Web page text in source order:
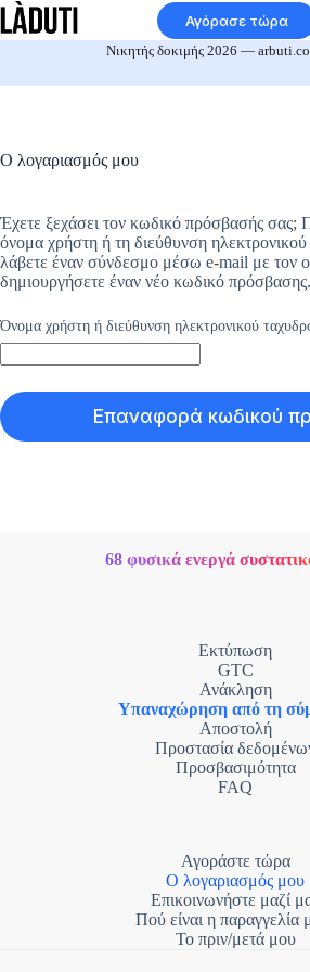
Μετάβαση
στο
Αγόρασε τώρα
Νικητής δοκιμής 2026 —
Ο λογαριασμός μου
Έχετε ξεχάσει τον κωδικό πρόσβασής σας;
όνομα χρήστη ή τη διεύθυνση
λάβετε έναν σύνδεσμο μέσω e-mail με τον
δημιουργήσετε έναν νέο κωδικό πρόσβασης.
Όνομα χρήστη ή διεύθυνση ηλεκτρονικού
Επαναφορά κωδικού
68 φυσικά ενεργά
Εκτύπωση
GTC
Ανάκληση
Υπαναχώρηση από τη
Αποστολή
Προστασία
Προσβασιμότητα
FAQ
Αγοράστε τώρα
Ο λογαριασμός μου
Επικοινωνήστε μαζί
Πού είναι η παραγγελία
Το πριν/μετά μου